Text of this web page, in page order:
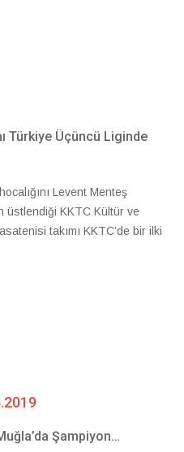
Türkiye Üçüncü Liginde
Levent Menteş
üstlendiği KKTC Kültür ve
takımı KKTC’de bir ilki
Şampiyon…